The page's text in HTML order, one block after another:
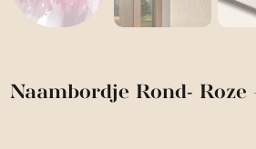
Naambordje Rond- Roze